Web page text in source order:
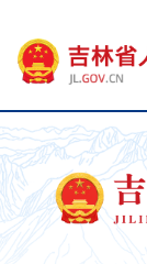
开
无
障
碍
说
明